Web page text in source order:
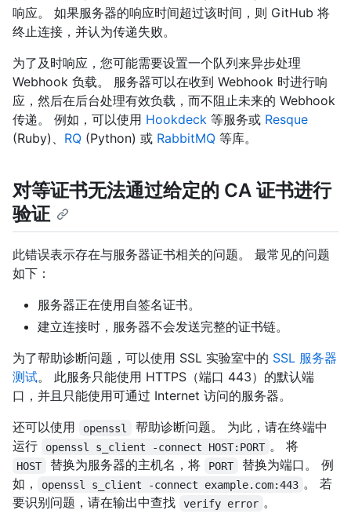
响应。 如果服务器的响应时间超过该时间，则 GitHub 将
终止连接，并认为传递失败。
为了及时响应，您可能需要设置一个队列来异步处理
Webhook 负载。 服务器可以在收到 Webhook 时进行响
应，然后在后台处理有效负载，而不阻止未来的 Webhook
传递。 例如，可以使用 Hookdeck 等服务或 Resque
(Ruby)、 RQ (Python) 或 RabbitMQ 等库。
对等证书无法通过给定的 CA 证书进行
验证
此错误表示存在与服务器证书相关的问题。 最常见的问题
如下：
服务器正在使用自签名证书。
建立连接时，服务器不会发送完整的证书链。
为了帮助诊断问题，可以使用 SSL 实验室中的 SSL 服务器
测试。 此服务只能使用 HTTPS（端口 443）的默认端
口，并且只能使用可通过 Internet 访问的服务器。
还可以使用
openssl
帮助诊断问题。 为此，请在终端中
运行
openssl s_client -connect HOST:PORT 。 将
HOST 替换为服务器的主机名，将 PORT
替换为端口。 例
如，
openssl s_client -connect example.com:443 。 若
要识别问题，请在输出中查找
verify error 。